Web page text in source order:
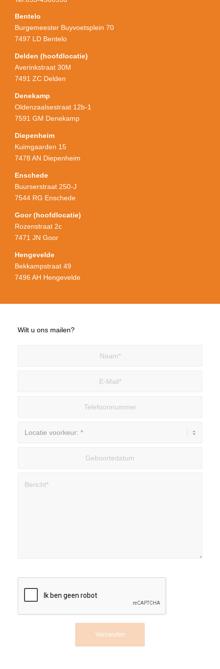
Bentelo
Burgemeester Buyvoetsplein 70
7497 LD Bentelo
Delden (hoofdlocatie)
Averinkstraat 30M
7491 ZC Delden
Denekamp
Oldenzaalsestraat 12b-1
7591 GM Denekamp
Diepenheim
Kuimgaarden 15
7478 AN Diepenheim
Enschede
Buurserstraat 250-J
7544 RG Enschede
Goor (hoofdlocatie)
Rozenstraat 2c
7471 JN Goor
Hengevelde
Bekkampstraat 49
7496 AH Hengevelde
Wilt u ons mailen?